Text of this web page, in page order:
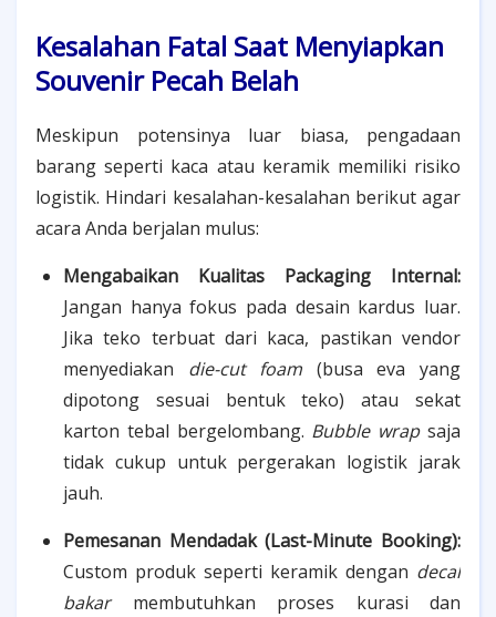
Kesalahan Fatal Saat Menyiapkan
Souvenir Pecah Belah
Meskipun potensinya luar biasa, pengadaan
barang seperti kaca atau keramik memiliki risiko
logistik. Hindari kesalahan-kesalahan berikut agar
acara Anda berjalan mulus:
Mengabaikan Kualitas Packaging Internal:
Jangan hanya fokus pada desain kardus luar.
Jika teko terbuat dari kaca, pastikan vendor
menyediakan die-cut foam (busa eva yang
dipotong sesuai bentuk teko) atau sekat
karton tebal bergelombang. Bubble wrapsaja
tidak cukup untuk pergerakan logistik jarak
jauh.
Pemesanan Mendadak (Last-Minute Booking):
Custom produk seperti keramik dengan decal
bakarmembutuhkan proses kurasi dan